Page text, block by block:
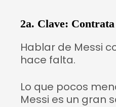
2a. Clave:
Hablar de Messi
hace falta.
Lo que pocos
Messi es un gran